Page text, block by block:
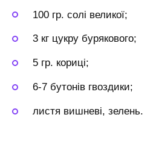
100 гр. солі великої;
3 кг цукру бурякового;
5 гр. кориці;
6-7 бутонів гвоздики;
листя вишневі, зелень.